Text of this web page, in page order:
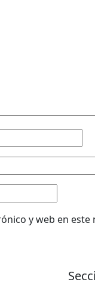
y web en